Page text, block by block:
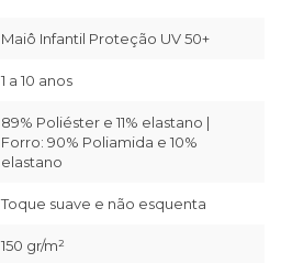
Maiô Infantil Proteção UV 50+
1 a 10 anos
89% Poliéster e 11% elastano |
Forro: 90% Poliamida e 10%
elastano
Toque suave e não esquenta
150 gr/m²